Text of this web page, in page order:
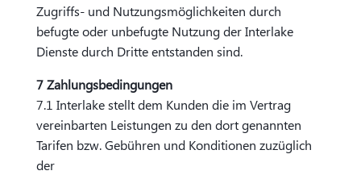
Zugriffs- und Nutzungsmöglichkeiten durch
befugte oder unbefugte Nutzung der Interlake
Dienste durch Dritte entstanden sind.
7 Zahlungsbedingungen
7.1 Interlake stellt dem Kunden die im Vertrag
vereinbarten Leistungen zu den dort genannten
Tarifen bzw. Gebühren und Konditionen zuzüglich
der